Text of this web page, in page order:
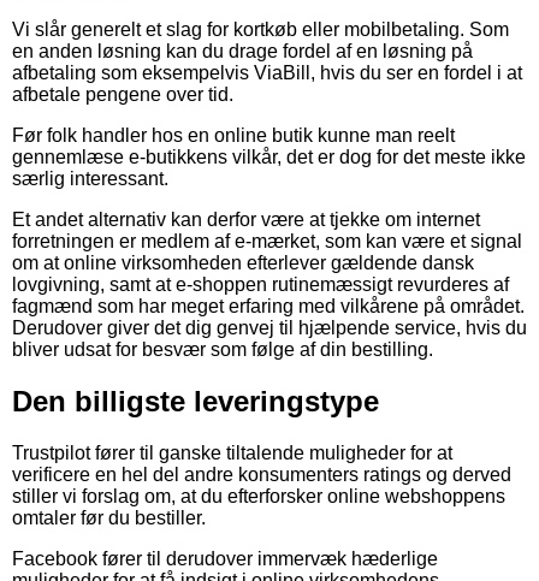
Vi slår generelt et slag for kortkøb eller mobilbetaling. Som
en anden løsning kan du drage fordel af en løsning på
afbetaling som eksempelvis ViaBill, hvis du ser en fordel i at
afbetale pengene over tid.
Før folk handler hos en online butik kunne man reelt
gennemlæse e-butikkens vilkår, det er dog for det meste ikke
særlig interessant.
Et andet alternativ kan derfor være at tjekke om internet
forretningen er medlem af e-mærket, som kan være et signal
om at online virksomheden efterlever gældende dansk
lovgivning, samt at e-shoppen rutinemæssigt revurderes af
fagmænd som har meget erfaring med vilkårene på området.
Derudover giver det dig genvej til hjælpende service, hvis du
bliver udsat for besvær som følge af din bestilling.
Den billigste leveringstype
Trustpilot fører til ganske tiltalende muligheder for at
verificere en hel del andre konsumenters ratings og derved
stiller vi forslag om, at du efterforsker online webshoppens
omtaler før du bestiller.
Facebook fører til derudover immervæk hæderlige